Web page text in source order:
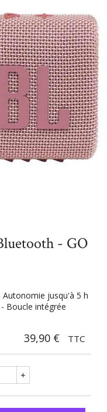
- GO 3 - Rose
- GO
Autonomie jusqu'à 5 h
Boucle intégrée
39,90 € TTC
+